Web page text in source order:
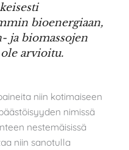
bioenergiaan,
ja biomassojen
arvioitu.
niin kotimaiseen
nimissä
nestemäisissä
niin sanotulla